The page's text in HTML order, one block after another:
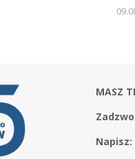
MASZ
Napisz: